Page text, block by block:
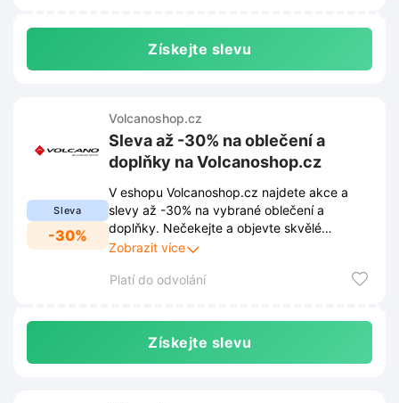
Získejte slevu
Sleva
-30%
Volcanoshop.cz
Sleva až -30% na oblečení a
doplňky na Volcanoshop.cz
V eshopu Volcanoshop.cz najdete akce a
slevy až -30% na vybrané oblečení a
doplňky. Nečekejte a objevte skvělé
nabídky, které vám umožní doplnit šatník za
Zobrazit více
Platí do odvolání
Získejte slevu